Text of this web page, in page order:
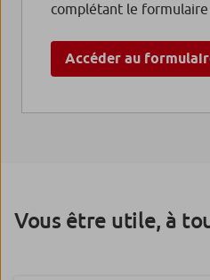
complétant le formulaire
Accéder au
Vous être utile, à